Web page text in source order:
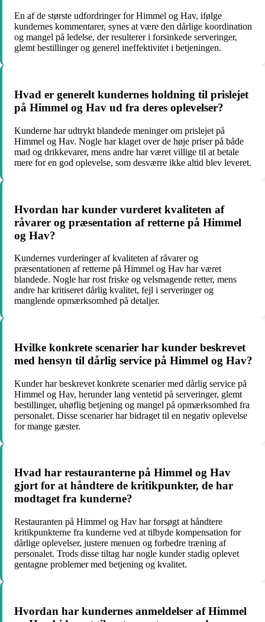
En af de største udfordringer for Himmel og Hav, ifølge
kundernes kommentarer, synes at være den dårlige koordination
og mangel på ledelse, der resulterer i forsinkede serveringer,
glemt bestillinger og generel ineffektivitet i betjeningen.
Hvad er generelt kundernes holdning til prislejet
på Himmel og Hav ud fra deres oplevelser?
Kunderne har udtrykt blandede meninger om prislejet på
Himmel og Hav. Nogle har klaget over de høje priser på både
mad og drikkevarer, mens andre har været villige til at betale
mere for en god oplevelse, som desværre ikke altid blev leveret.
Hvordan har kunder vurderet kvaliteten af
råvarer og præsentation af retterne på Himmel
og Hav?
Kundernes vurderinger af kvaliteten af råvarer og
præsentationen af retterne på Himmel og Hav har været
blandede. Nogle har rost friske og velsmagende retter, mens
andre har kritiseret dårlig kvalitet, fejl i serveringer og
manglende opmærksomhed på detaljer.
Hvilke konkrete scenarier har kunder beskrevet
med hensyn til dårlig service på Himmel og Hav?
Kunder har beskrevet konkrete scenarier med dårlig service på
Himmel og Hav, herunder lang ventetid på serveringer, glemt
bestillinger, uhøflig betjening og mangel på opmærksomhed fra
personalet. Disse scenarier har bidraget til en negativ oplevelse
for mange gæster.
Hvad har restauranterne på Himmel og Hav
gjort for at håndtere de kritikpunkter, de har
modtaget fra kunderne?
Restauranten på Himmel og Hav har forsøgt at håndtere
kritikpunkterne fra kunderne ved at tilbyde kompensation for
dårlige oplevelser, justere menuen og forbedre træning af
personalet. Trods disse tiltag har nogle kunder stadig oplevet
gentagne problemer med betjening og kvalitet.
Hvordan har kundernes anmeldelser af Himmel